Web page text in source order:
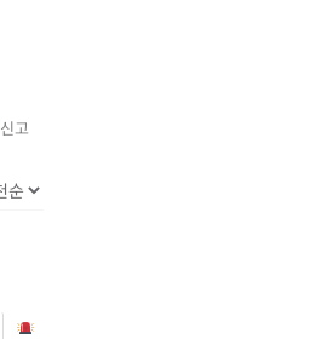
신고